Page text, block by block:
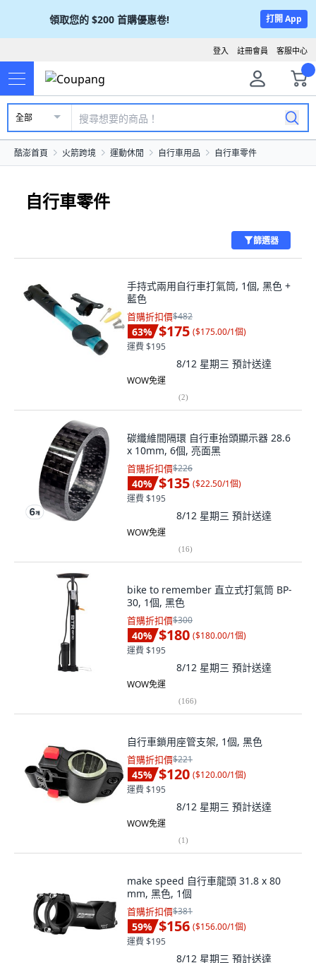
領取您的 $200 首購優惠卷! 打開 App
客服中心
註冊會員
登入
全部
酷澎首頁 火箭跨境 運動休閒 自行車用品 自行車零件
自行車零件
篩選器
手持式兩用自行車打氣筒, 1個, 黑色 +
藍色
首購折扣價$482
63% $175 ($175.00/1個)
運費 $195
8/12 星期三 預計送達
WOW免運
(2)
碳纖維間隔環 自行車抬頭顯示器 28.6
x 10mm, 6個, 亮面黑
首購折扣價$226
40% $135 ($22.50/1個)
運費 $195
8/12 星期三 預計送達
WOW免運
(16)
bike to remember 直立式打氣筒 BP-
30, 1個, 黑色
首購折扣價$300
40% $180 ($180.00/1個)
運費 $195
8/12 星期三 預計送達
WOW免運
(166)
自行車鎖用座管支架, 1個, 黑色
首購折扣價$221
45% $120 ($120.00/1個)
運費 $195
8/12 星期三 預計送達
WOW免運
(1)
make speed 自行車龍頭 31.8 x 80
mm, 黑色, 1個
首購折扣價$381
59% $156 ($156.00/1個)
運費 $195
8/12 星期三 預計送達